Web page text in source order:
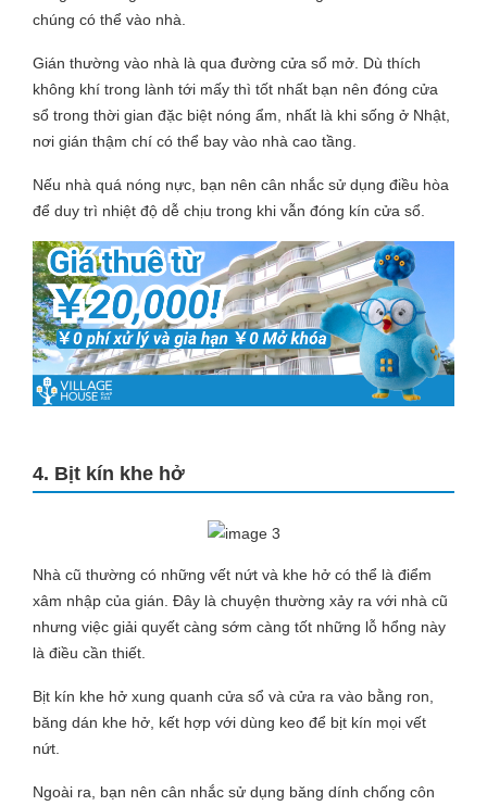
chúng có thể vào nhà.
Gián thường vào nhà là qua đường cửa sổ mở. Dù thích
không khí trong lành tới mấy thì tốt nhất bạn nên đóng cửa
sổ trong thời gian đặc biệt nóng ẩm, nhất là khi sống ở Nhật,
nơi gián thậm chí có thể bay vào nhà cao tầng.
Nếu nhà quá nóng nực, bạn nên cân nhắc sử dụng điều hòa
để duy trì nhiệt độ dễ chịu trong khi vẫn đóng kín cửa sổ.
4. Bịt kín khe hở
Nhà cũ thường có những vết nứt và khe hở có thể là điểm
xâm nhập của gián. Đây là chuyện thường xảy ra với nhà cũ
nhưng việc giải quyết càng sớm càng tốt những lỗ hổng này
là điều cần thiết.
Bịt kín khe hở xung quanh cửa sổ và cửa ra vào bằng ron,
băng dán khe hở, kết hợp với dùng keo để bịt kín mọi vết
nứt.
Ngoài ra, bạn nên cân nhắc sử dụng băng dính chống côn